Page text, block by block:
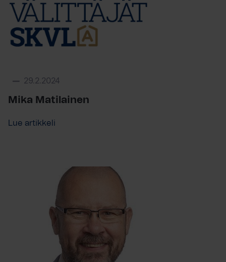
29.2.2024
Mika Matilainen
Lue artikkeli